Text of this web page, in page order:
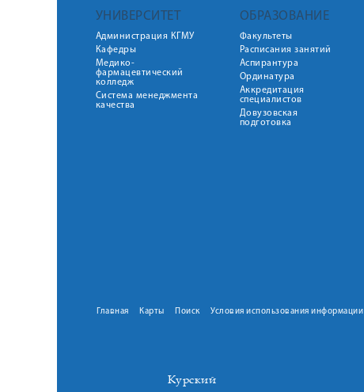
УНИВЕРСИТЕТ
Администрация КГМУ
Кафедры
Медико-
фармацевтический
колледж
Система менеджмента
качества
ОБРАЗОВАНИЕ
Факультеты
Расписания занятий
Аспирантура
Ординатура
Аккредитация
специалистов
Довузовская
подготовка
Главная Карты Поиск Условия использования информации
Курский